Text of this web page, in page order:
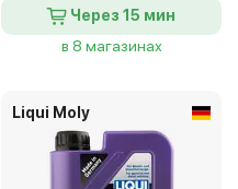
Через 15 мин
в 8 магазинах
Liqui Moly